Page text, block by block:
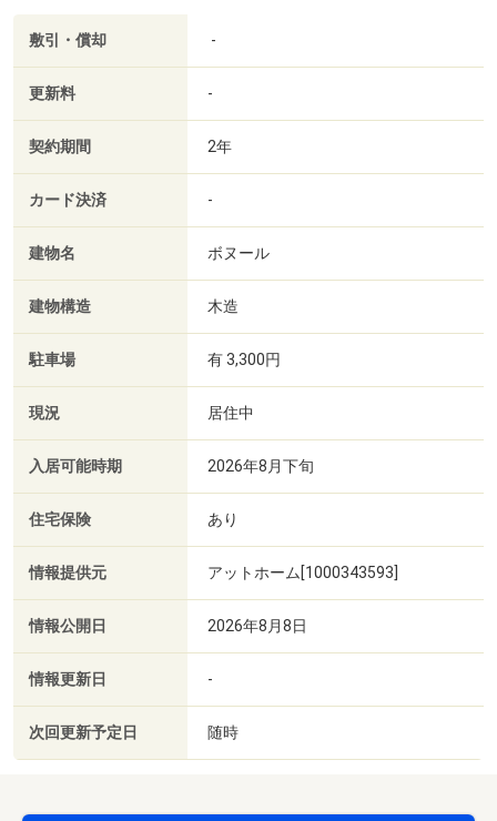
敷引・償却 -
更新料 -
契約期間 2年
カード決済 -
建物名 ボヌール
建物構造 木造
駐車場 有 3,300円
現況 居住中
入居可能時期 2026年8月下旬
住宅保険 あり
情報提供元 アットホーム[1000343593]
情報公開日 2026年8月8日
情報更新日 -
次回更新予定日 随時